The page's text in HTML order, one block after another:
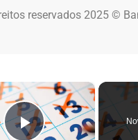
reservados 2025 ©
×